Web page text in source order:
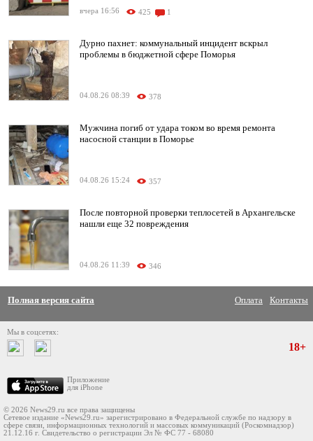
вчера 16:56 425 1
Дурно пахнет: коммунальный инцидент вскрыл
проблемы в бюджетной сфере Поморья
04.08.26 08:39 378
Мужчина погиб от удара током во время ремонта
насосной станции в Поморье
04.08.26 15:24 357
После повторной проверки теплосетей в Архангельске
нашли еще 32 повреждения
04.08.26 11:39 346
Полная версия сайта Оплата Контакты
Мы в соцсетях:
Приложение
для iPhone
18+
© 2026 News29.ru все права защищены
Сетевое издание «News29.ru» зарегистрировано в Федеральной службе по надзору в
сфере связи, информационных технологий и массовых коммуникаций (Роскомнадзор)
21.12.16 г. Свидетельство о регистрации Эл № ФС 77 - 68080